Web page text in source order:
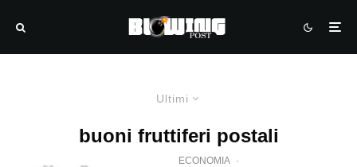
Ultimi
buoni fruttiferi postali
ECONOMIA ·